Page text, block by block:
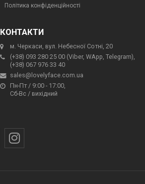
Політика конфіденційності
КОНТАКТИ
м. Черкаси, вул. Небесної Сотні, 20
(+38) 093 280 25 00 (Viber, WApp, Telegram),
(+38) 067 976 33 40
sales@lovelyface.com.ua
Пн-Пт / 9:00 - 17:00,
Сб-Вс / вихідний